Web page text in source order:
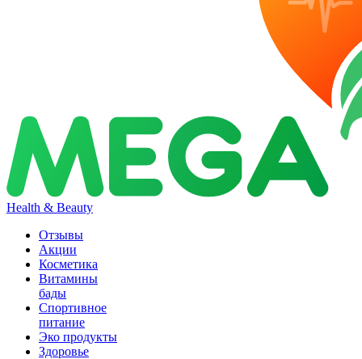
Health & Beauty
Отзывы
Акции
Косметика
Витамины
бады
Спортивное
питание
Эко продукты
Здоровье